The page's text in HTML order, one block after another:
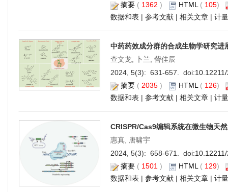
摘要 ( 1362 ) HTML( 105)
数据和表 | 参考文献 | 相关文章 | 计
中药药效成分群的合成生物学研究进
查文龙, 卜兰, 訾佳辰
2024, 5(3): 631-657. doi:
摘要 ( 2035 ) HTML( 126)
数据和表 | 参考文献 | 相关文章 | 计
CRISPR/Cas9编辑系统在微生物天
惠真, 唐啸宇
2024, 5(3): 658-671. doi:
摘要 ( 1501 ) HTML( 129)
数据和表 | 参考文献 | 相关文章 | 计